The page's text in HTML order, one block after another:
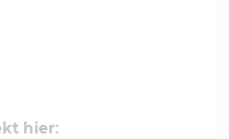
hier: